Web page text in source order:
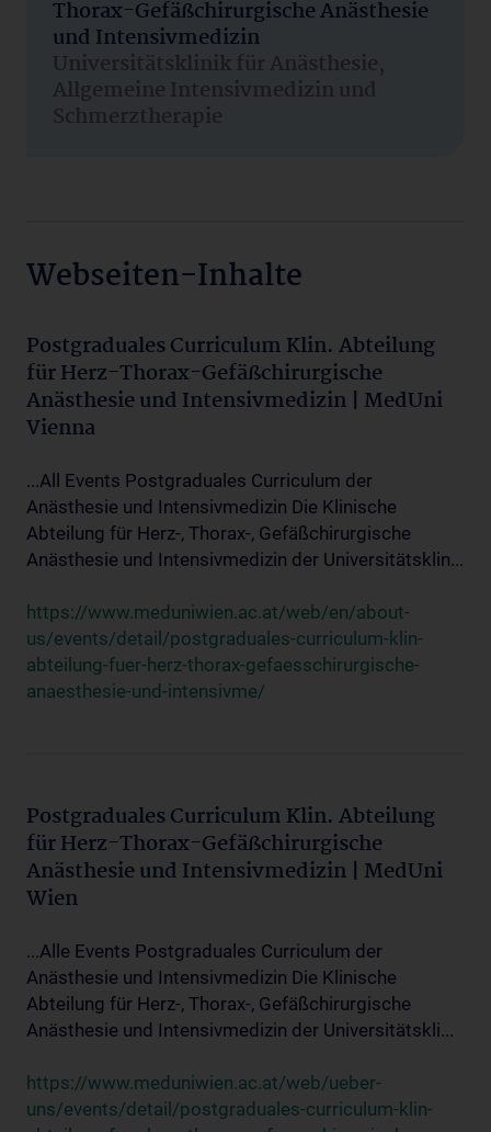
Thorax-Gefäßchirurgische Anästhesie
und Intensivmedizin
Universitätsklinik für Anästhesie,
Allgemeine Intensivmedizin und
Schmerztherapie
Webseiten-Inhalte
Postgraduales Curriculum Klin. Abteilung
für Herz-Thorax-Gefäßchirurgische
Anästhesie und Intensivmedizin | MedUni
Vienna
...All Events Postgraduales Curriculum der
Anästhesie und Intensivmedizin Die Klinische
Abteilung für Herz-, Thorax-, Gefäßchirurgische
Anästhesie und Intensivmedizin der Universitätsklin...
https://www.meduniwien.ac.at/web/en/about-
us/events/detail/postgraduales-curriculum-klin-
abteilung-fuer-herz-thorax-gefaesschirurgische-
anaesthesie-und-intensivme/
Postgraduales Curriculum Klin. Abteilung
für Herz-Thorax-Gefäßchirurgische
Anästhesie und Intensivmedizin | MedUni
Wien
...Alle Events Postgraduales Curriculum der
Anästhesie und Intensivmedizin Die Klinische
Abteilung für Herz-, Thorax-, Gefäßchirurgische
Anästhesie und Intensivmedizin der Universitätskli...
https://www.meduniwien.ac.at/web/ueber-
uns/events/detail/postgraduales-curriculum-klin-